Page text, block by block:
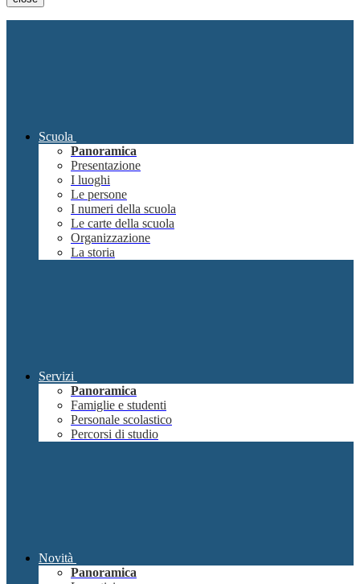
Scuola
Panoramica
Presentazione
I luoghi
Le persone
I numeri della scuola
Le carte della scuola
Organizzazione
La storia
Servizi
Panoramica
Famiglie e studenti
Personale scolastico
Percorsi di studio
Novità
Panoramica